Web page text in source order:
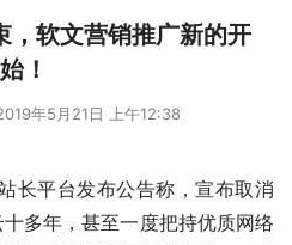
，软文营销推广新的开
始！
年5月21日 上午12:38
多年，甚至一度把持优质网络